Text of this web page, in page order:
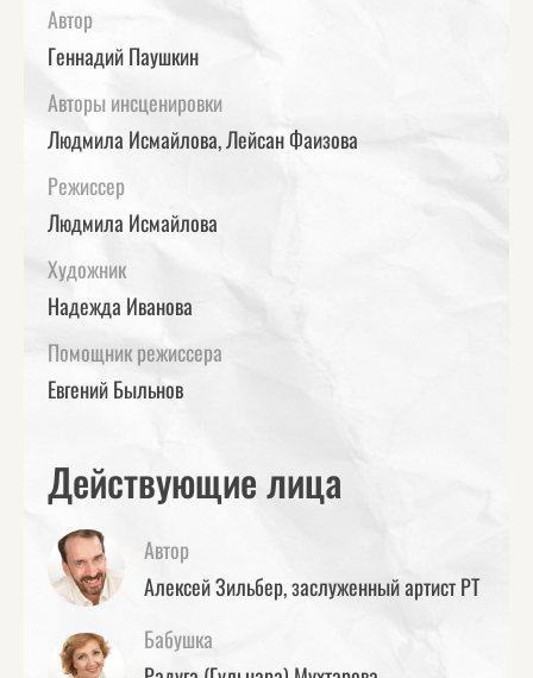
Автор
Геннадий Паушкин
Авторы инсценировки
Людмила Исмайлова, Лейсан Фаизова
Режиссер
Людмила Исмайлова
Художник
Надежда Иванова
Помощник режиссера
Евгений Быльнов
Действующие лица
Автор
Алексей Зильбер, заслуженный артист РТ
Бабушка